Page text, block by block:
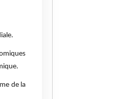
de la